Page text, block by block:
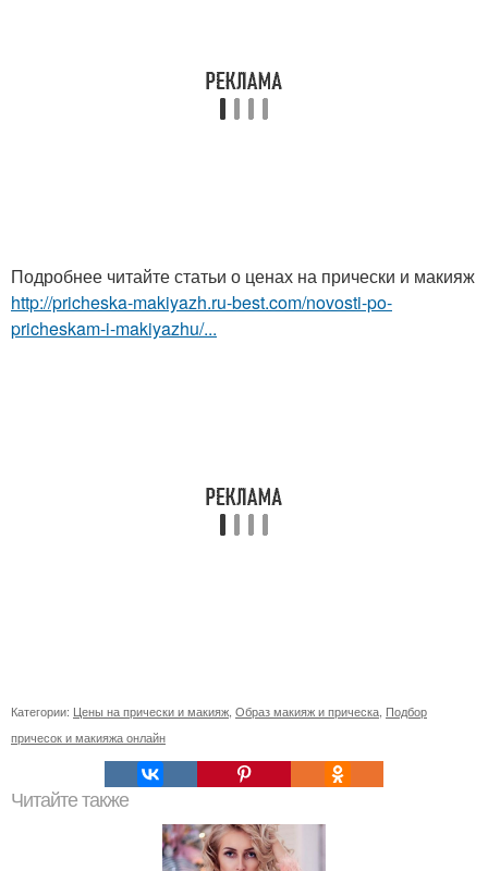
Подробнее читайте статьи о ценах на прически и макияж
http://pricheska-makiyazh.ru-best.com/novosti-po-
pricheskam-i-makiyazhu/...
Категории: Цены на прически и макияж, Образ макияж и прическа, Подбор
причесок и макияжа онлайн
Читайте также